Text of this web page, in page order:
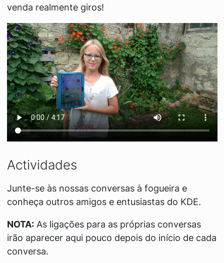
venda realmente giros!
Actividades
Junte-se às nossas conversas à fogueira e
conheça outros amigos e entusiastas do KDE.
NOTA:As ligações para as próprias conversas
irão aparecer aqui pouco depois do início de cada
conversa.